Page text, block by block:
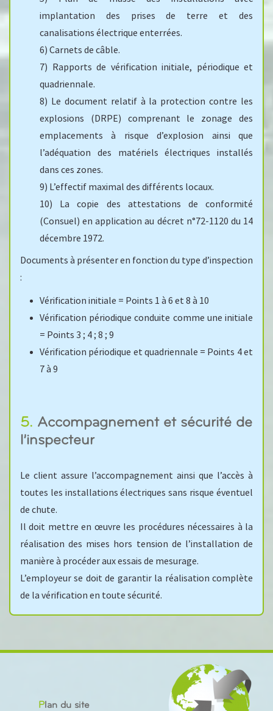
implantation des prises de terre et des
canalisations électrique enterrées.
6) Carnets de câble.
7) Rapports de vérification initiale, périodique et
quadriennale.
8) Le document relatif à la protection contre les
explosions (DRPE) comprenant le zonage des
emplacements à risque d’explosion ainsi que
l’adéquation des matériels électriques installés
dans ces zones.
9) L’effectif maximal des différents locaux.
10) La copie des attestations de conformité
(Consuel) en application au décret n°72-1120 du 14
décembre 1972.
Documents à présenter en fonction du type d’inspection
:
Vérification initiale = Points 1 à 6 et 8 à 10
Vérification périodique conduite comme une initiale
= Points 3 ; 4 ; 8 ; 9
Vérification périodique et quadriennale = Points 4 et
7 à 9
5. Accompagnement et sécurité de
l’inspecteur
Le client assure l’accompagnement ainsi que l’accès à
toutes les installations électriques sans risque éventuel
de chute.
Il doit mettre en œuvre les procédures nécessaires à la
réalisation des mises hors tension de l’installation de
manière à procéder aux essais de mesurage.
L’employeur se doit de garantir la réalisation complète
de la vérification en toute sécurité.
Plan du site